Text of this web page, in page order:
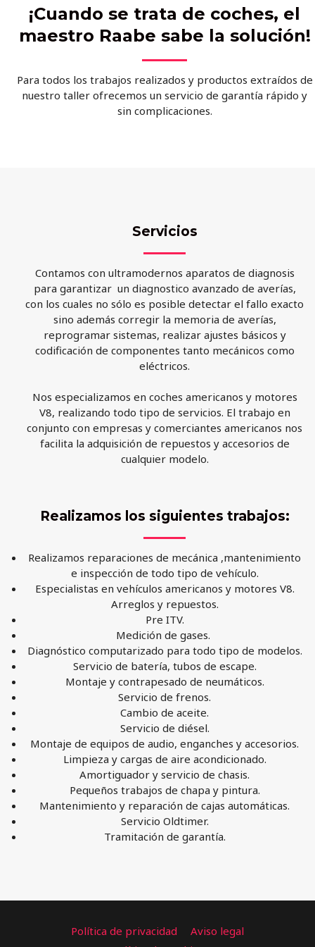
¡Cuando se trata de coches, el
maestro Raabe sabe la solución!
Para todos los trabajos realizados y productos extraídos de
nuestro taller ofrecemos un servicio de garantía rápido y
sin complicaciones.
Servicios
Contamos con ultramodernos aparatos de diagnosis
para garantizar un diagnostico avanzado de averías,
con los cuales no sólo es posible detectar el fallo exacto
sino además corregir la memoria de averías,
reprogramar sistemas, realizar ajustes básicos y
codificación de componentes tanto mecánicos como
eléctricos.
Nos especializamos en coches americanos y motores
V8, realizando todo tipo de servicios. El trabajo en
conjunto con empresas y comerciantes americanos nos
facilita la adquisición de repuestos y accesorios de
cualquier modelo.
Realizamos los siguientes trabajos:
Realizamos reparaciones de mecánica ,mantenimiento
e inspección de todo tipo de vehículo.
Especialistas en vehículos americanos y motores V8.
Arreglos y repuestos.
Pre ITV.
Medición de gases.
Diagnóstico computarizado para todo tipo de modelos.
Servicio de batería, tubos de escape.
Montaje y contrapesado de neumáticos.
Servicio de frenos.
Cambio de aceite.
Servicio de diésel.
Montaje de equipos de audio, enganches y accesorios.
Limpieza y cargas de aire acondicionado.
Amortiguador y servicio de chasis.
Pequeños trabajos de chapa y pintura.
Mantenimiento y reparación de cajas automáticas.
Servicio Oldtimer.
Tramitación de garantía.
Política de privacidad
Aviso legal